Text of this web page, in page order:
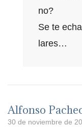
no?
Se te
lares…
Alfonso
30 de noviembre de